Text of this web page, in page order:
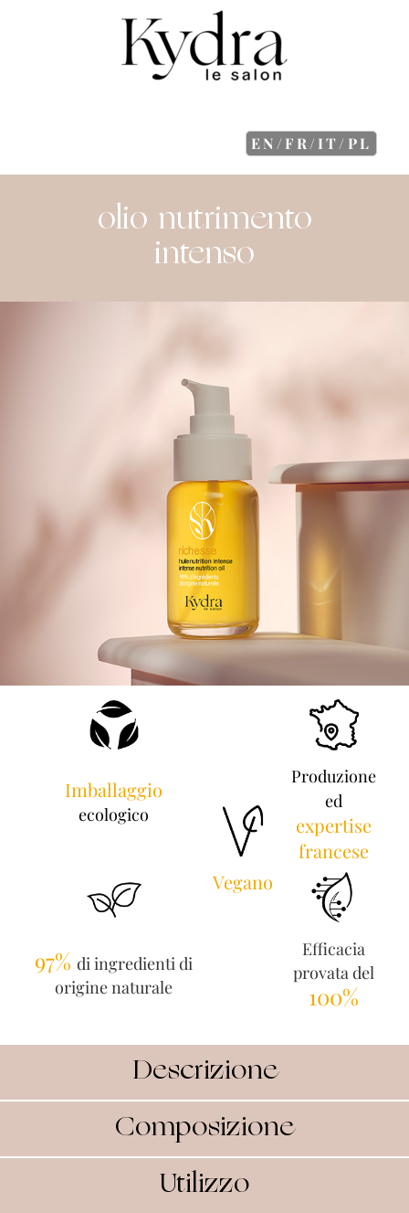
EN/FR/IT/PL
olio nutrimento
intenso
Imballaggio
ecologico
Produzione
ed
expertise
francese
Vegano
97% di ingredienti di
origine naturale
Efficacia
provata del
100%
Descrizione
Composizione
Utilizzo